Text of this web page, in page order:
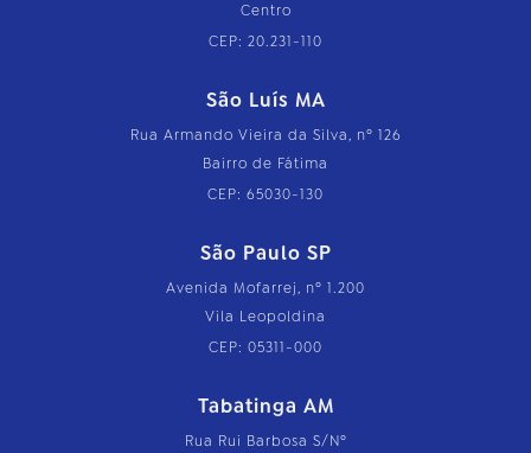
Centro
CEP: 20.231-110
São Luís MA
Rua Armando Vieira da Silva, nº 126
Bairro de Fátima
CEP: 65030-130
São Paulo SP
Avenida Mofarrej, nº 1.200
Vila Leopoldina
CEP: 05311-000
Tabatinga AM
Rua Rui Barbosa S/Nº